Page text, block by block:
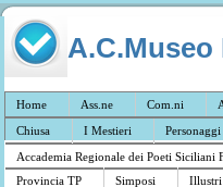
Home Ass.ne Com.ni
Chiusa
I Mestieri
Accademia Regionale dei Poeti Siciliani
Provincia TP
Simposi Illustri